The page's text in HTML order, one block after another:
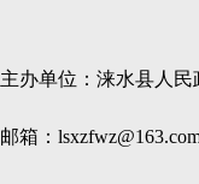
主办单位：涞水县人
邮箱：